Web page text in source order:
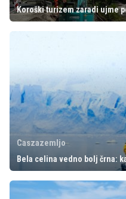
Koroški turizem zaradi ujme
Caszazemljo
Bela celina vedno bolj črna: